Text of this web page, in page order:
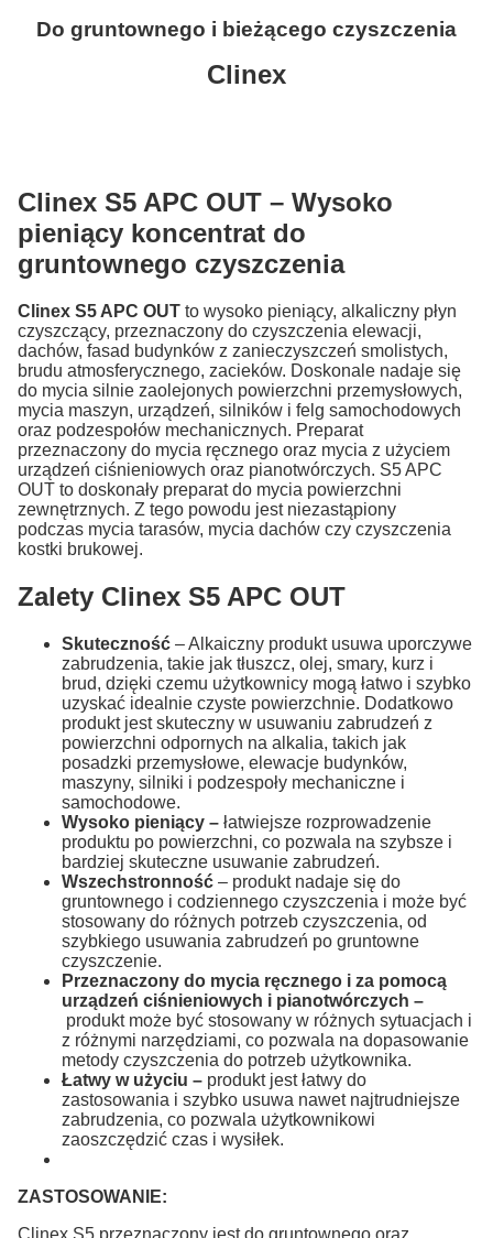
Do gruntownego i bieżącego czyszczenia
Clinex
Clinex S5 APC OUT – Wysoko
pieniący koncentrat do
gruntownego czyszczenia
Clinex S5 APC OUT to wysoko pieniący, alkaliczny płyn
czyszczący, przeznaczony do czyszczenia elewacji,
dachów, fasad budynków z zanieczyszczeń smolistych,
brudu atmosferycznego, zacieków. Doskonale nadaje się
do mycia silnie zaolejonych powierzchni przemysłowych,
mycia maszyn, urządzeń, silników i felg samochodowych
oraz podzespołów mechanicznych. Preparat
przeznaczony do mycia ręcznego oraz mycia z użyciem
urządzeń ciśnieniowych oraz pianotwórczych. S5 APC
OUT to doskonały preparat do mycia powierzchni
zewnętrznych. Z tego powodu jest niezastąpiony
podczas mycia tarasów, mycia dachów czy czyszczenia
kostki brukowej.
Zalety Clinex S5 APC OUT
Skuteczność – Alkaiczny produkt usuwa uporczywe
zabrudzenia, takie jak tłuszcz, olej, smary, kurz i
brud, dzięki czemu użytkownicy mogą łatwo i szybko
uzyskać idealnie czyste powierzchnie. Dodatkowo
produkt jest skuteczny w usuwaniu zabrudzeń z
powierzchni odpornych na alkalia, takich jak
posadzki przemysłowe, elewacje budynków,
maszyny, silniki i podzespoły mechaniczne i
samochodowe.
Wysoko pieniący – łatwiejsze rozprowadzenie
produktu po powierzchni, co pozwala na szybsze i
bardziej skuteczne usuwanie zabrudzeń.
Wszechstronność – produkt nadaje się do
gruntownego i codziennego czyszczenia i może być
stosowany do różnych potrzeb czyszczenia, od
szybkiego usuwania zabrudzeń po gruntowne
czyszczenie.
Przeznaczony do mycia ręcznego i za pomocą
urządzeń ciśnieniowych i pianotwórczych –
produkt może być stosowany w różnych sytuacjach i
z różnymi narzędziami, co pozwala na dopasowanie
metody czyszczenia do potrzeb użytkownika.
Łatwy w użyciu – produkt jest łatwy do
zastosowania i szybko usuwa nawet najtrudniejsze
zabrudzenia, co pozwala użytkownikowi
zaoszczędzić czas i wysiłek.
ZASTOSOWANIE:
Clinex S5 przeznaczony jest do gruntownego oraz